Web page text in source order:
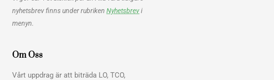
nyhetsbrev finns under rubriken Nyhetsbrevi
menyn.
Om Oss
Vårt uppdrag är att biträda LO, TCO,